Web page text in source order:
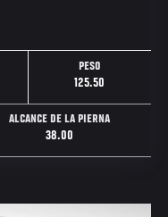
PESO
125.50
ALCANCE DE LA PIERNA
38.00